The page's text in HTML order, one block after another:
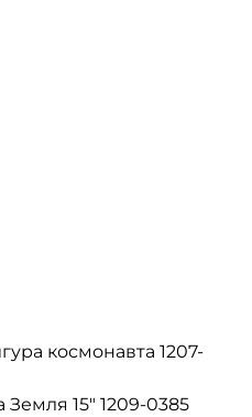
космонавта 1207-
15" 1209-0385